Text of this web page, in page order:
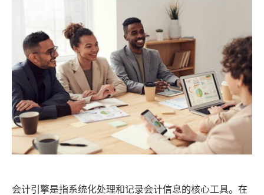
会计引擎是指系统化处理和记录会计信息的核心工具。在